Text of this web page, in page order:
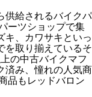
供給されるバイクパ
ーツショップで集
キ、カワサキといっ
を取り揃えているそ
の中古バイクマフ
済み、憧れの人気商
品もレッドバロン